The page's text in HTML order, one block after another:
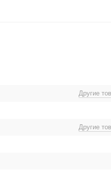
Другие
Другие